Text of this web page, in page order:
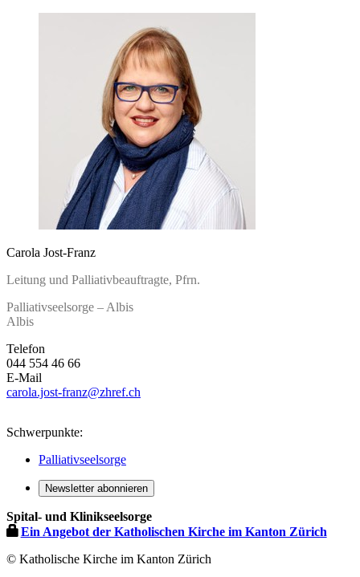
Carola Jost-Franz
Leitung und Palliativbeauftragte, Pfrn.
Palliativseelsorge – Albis
Albis
Telefon
044 554 46 66
E-Mail
carola.jost-franz@zhref.ch
Schwerpunkte:
Palliativseelsorge
Newsletter abonnieren
Spital- und Klinikseelsorge
Ein Angebot der Katholischen Kirche im Kanton Zürich
© Katholische Kirche im Kanton Zürich